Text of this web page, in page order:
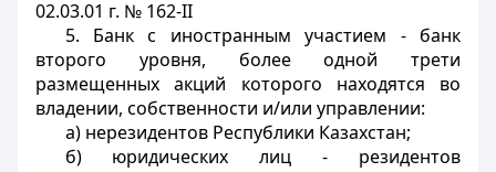
02.03.01 г. № 162-II
5. Банк с иностранным участием - банк
второго уровня, более одной трети
размещенныхакций которого находятся во
владении, собственности и/или управлении:
а) нерезидентов Республики Казахстан;
б) юридических лиц - резидентов